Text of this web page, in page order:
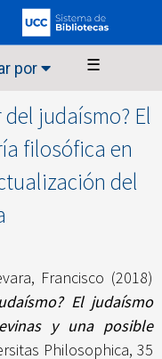
por ☰
judaísmo? El
filosófica en
del
Francisco (2018)
El judaísmo
y una posible
Philosophica, 35